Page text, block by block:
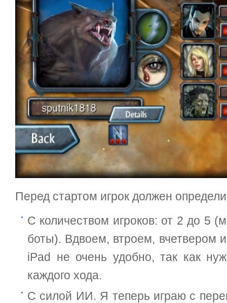
Перед стартом игрок должен
С количеством игроков: от 2 до 5
боты). Вдвоем, втроем, вчетвером
iPad не очень удобно, так как
каждого хода.
С силой ИИ. Я теперь играю с